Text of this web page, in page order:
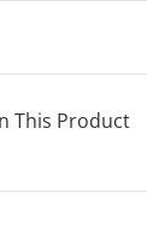
This Product